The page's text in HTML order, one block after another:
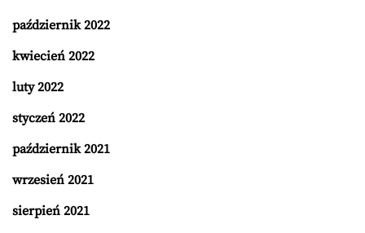
październik 2022
kwiecień 2022
luty 2022
styczeń 2022
październik 2021
wrzesień 2021
sierpień 2021